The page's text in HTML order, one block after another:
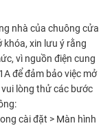
nhà của chuông cửa
khóa, xin lưu ý rằng
vì nguồn điện cung
để đảm bảo việc mở
lòng thử các bước
cài đặt > Màn hình